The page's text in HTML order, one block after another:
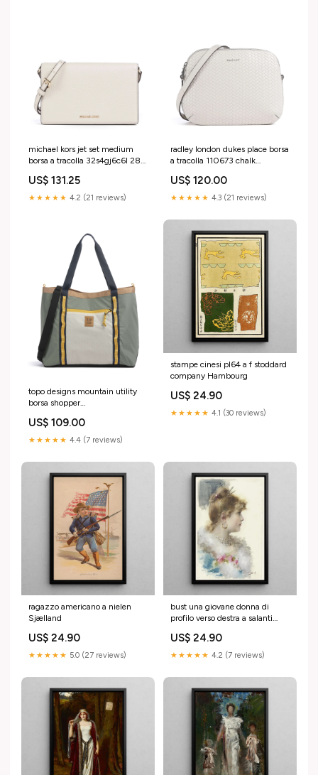
michael kors jet set medium
borsa a tracolla 32s4gj6c6l 289
US$ 131.25
★★★★★ 4.2 (21 reviews)
radley london dukes place borsa
a tracolla 110673 chalk
US$ 120.00
★★★★★ 4.3 (21 reviews)
topo designs mountain utility
borsa shopper
Zealand
US$ 109.00
★★★★★ 4.4 (7 reviews)
stampe cinesi pl64 a f stoddard
company Hambourg
US$ 24.90
★★★★★ 4.1 (30 reviews)
ragazzo americano a nielen
Sjælland
US$ 24.90
★★★★★ 5.0 (27 reviews)
bust una giovane donna di
profilo verso destra a salanti
US$ 24.90
★★★★★ 4.2 (7 reviews)